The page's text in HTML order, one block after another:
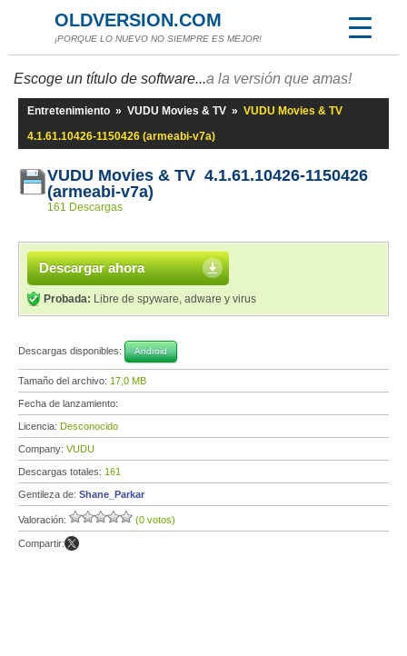
OLDVERSION.COM
¡PORQUE LO NUEVO NO SIEMPRE ES MEJOR!
Escoge un título de software...a la versión que amas!
Entretenimiento » VUDU Movies & TV » VUDU Movies & TV
4.1.61.10426-1150426 (armeabi-v7a)
VUDU Movies & TV 4.1.61.10426-1150426
(armeabi-v7a)
161 Descargas
Descargar ahora
Probada: Libre de spyware, adware y virus
Descargas disponibles: Android
Tamaño del archivo: 17,0 MB
Fecha de lanzamiento:
Licencia: Desconocido
Company: VUDU
Descargas totales: 161
Gentileza de: Shane_Parkar
Valoración: (0 votos)
Compartir: